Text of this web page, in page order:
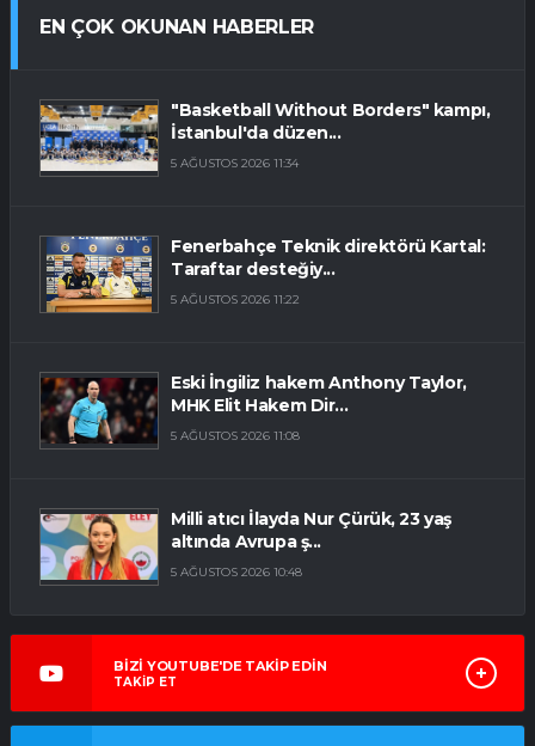
EN ÇOK OKUNAN HABERLER
"Basketball Without Borders" kampı,
İstanbul'da düzen...
5 AĞUSTOS 2026 11:34
Fenerbahçe Teknik direktörü Kartal:
Taraftar desteğiy...
5 AĞUSTOS 2026 11:22
Eski İngiliz hakem Anthony Taylor,
MHK Elit Hakem Dir...
5 AĞUSTOS 2026 11:08
Milli atıcı İlayda Nur Çürük, 23 yaş
altında Avrupa ş...
5 AĞUSTOS 2026 10:48
BİZİ YOUTUBE'DE TAKİP EDİN
TAKİP ET